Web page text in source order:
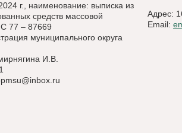
г., наименование: выписка из
средств массовой
77 – 87669
муниципального округа
И.В.
Адрес:
Email: